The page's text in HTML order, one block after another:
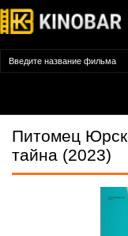
Питомец
тайна (2023)